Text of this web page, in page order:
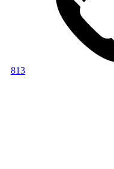
813